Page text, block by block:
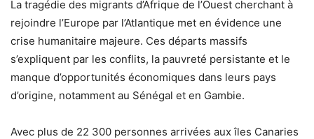
La tragédie des migrants d’Afrique de l’Ouest cherchant à
rejoindre l’Europe par l’Atlantique met en évidence une
crise humanitaire majeure. Ces départs massifs
s’expliquent par les conflits, la pauvreté persistante et le
manque d’opportunités économiques dans leurs pays
d’origine, notamment au Sénégal et en Gambie.
Avec plus de 22 300 personnes arrivées aux îles Canaries